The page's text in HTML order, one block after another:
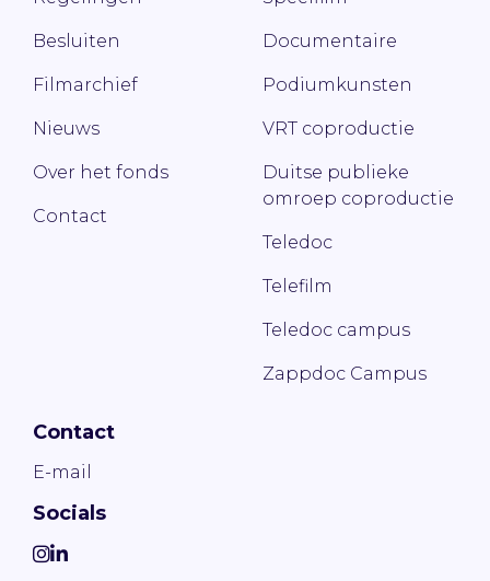
Besluiten
Filmarchief
Nieuws
Over het fonds
Contact
Documentaire
Podiumkunsten
VRT coproductie
Duitse publieke
omroep coproductie
Teledoc
Telefilm
Teledoc campus
Zappdoc Campus
Contact
E-mail
Socials